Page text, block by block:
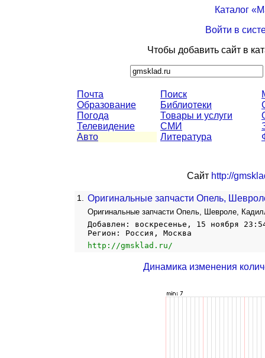
Каталог
Войти в
Чтобы добавить сайт в
Почта
Образование
Погода
Телевидение
Авто
Поиск
Библиотеки
Товары и услуги
СМИ
Литература
Сайт http://
1. Оригинальные запчасти Опель,
Оригинальные запчасти Опель, Шевроле,
Добавлен: воскресенье, 15 ноября
Регион: Россия, Москва
http://gmsklad.ru/
Динамика изменения